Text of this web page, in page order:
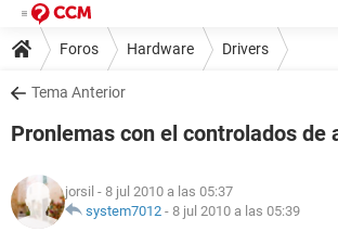
Foros Hardware Drivers
Tema Anterior
Pronlemas con el controlados de
jorsil - 8 jul 2010 a las 05:37
system7012 - 8 jul 2010 a las 05:39